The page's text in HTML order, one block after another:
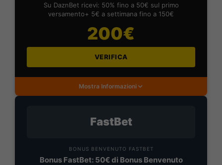
Su DaznBet ricevi: 50% fino a 50€ sul primo
versamento+ 5€ a settimana fino a 150€
200€
VERIFICA
Mostra Informazioni
FastBet
BONUS BENVENUTO FASTBET
Bonus FastBet: 50€ di Bonus Benvenuto